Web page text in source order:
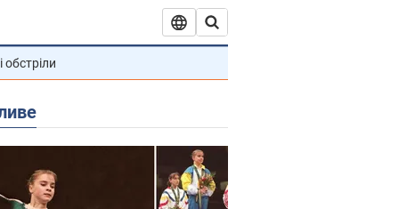
обстріли